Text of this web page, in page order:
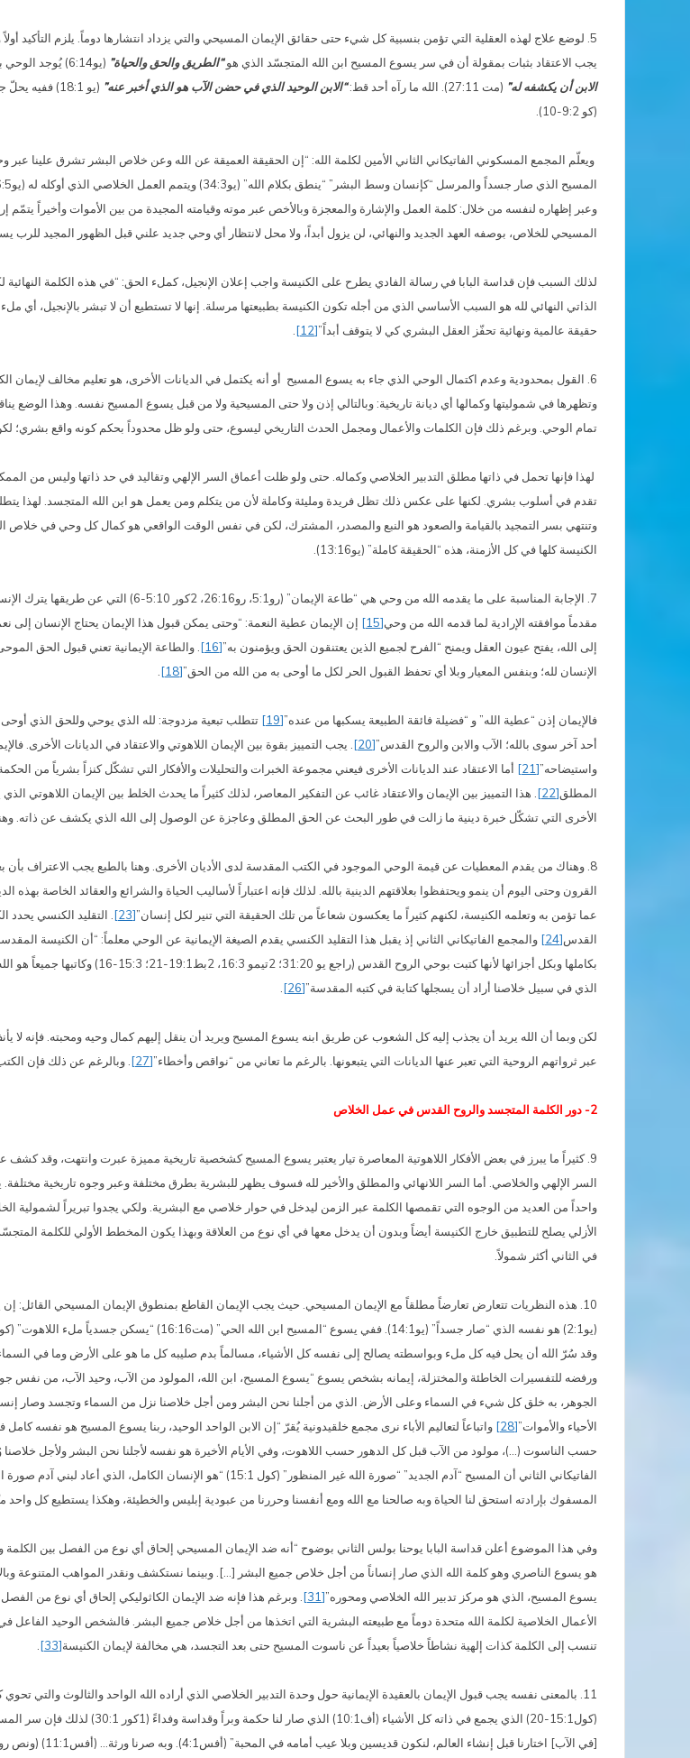
5. لوضع علاج لهذه العقلية التي تؤمن بنسبية كل شيء حتى حقائق الإيمان المسيحي والتي يزداد انتشارها دوماً. يلزم
يجب الاعتقاد بثبات بمقولة أن في سر يسوع المسيح ابن الله المتجسّد الذي هو“الطريق والحق والحياة” (يو6:14) يُوجد الوحي بملء الحق الإلهي:
الابن أن يكشفه له” (مت 27:11). الله ما رآه أحد قط: “الابن الوحيد الذي في حضن الآب هو الذي أخبر عنه”
(يو 18:1)
(كو 9:2-10).
ويعلّم المجمع المسكوني الفاتيكاني الثاني الأمين لكلمة الله: “إن الحقيقة العميقة عن الله وعن خلاص البشر تشرق علينا
وعبر إظهاره لنفسه من خلال: كلمة العمل والإشارة والمعجزة وبالأخص عبر موته وقيامته المجيدة من بين الأموات وأخيراً
المسيحي للخلاص، بوصفه العهد الجديد والنهائي، لن يزول أبداً، ولا محل لانتظار أي وحي جديد علني قبل الظهور المجيد للرب يسوع المسيح
لذلك السبب فإن قداسة البابا في رسالة الفادي يطرح على الكنيسة واجب إعلان الإنجيل، كملء الحق: “في هذه الكلمة
الذاتي النهائي لله هو السبب الأساسي الذي من أجله تكون الكنيسة بطبيعتها مرسلة. إنها لا تستطيع أن لا تبشر بالإنجيل، أي ملء
حقيقة عالمية ونهائية تحفّز العقل البشري كي لا يتوقف أبداً”[12]
6. القول بمحدودية وعدم اكتمال الوحي الذي جاء به يسوع المسيح أو أنه يكتمل في الديانات الأخرى، هو تعليم مخالف لإيمان
وتظهرها في شموليتها وكمالها أي ديانة تاريخية: وبالتالي إذن ولا حتى المسيحية ولا من قبل يسوع المسيح نفسه. وهذا
تمام الوحي. وبرغم ذلك فإن الكلمات والأعمال ومجمل الحدث التاريخي ليسوع، حتى ولو ظل محدوداً بحكم كونه واقع
لهذا فإنها تحمل في ذاتها مطلق التدبير الخلاصي وكماله. حتى ولو ظلت أعماق السر الإلهي وتقاليد في حد ذاتها وليس من
تقدم في أسلوب بشري. لكنها على عكس ذلك تظل فريدة ومليئة وكاملة لأن من يتكلم ومن يعمل هو ابن الله المتجسد. لهذا
وتنتهي بسر التمجيد بالقيامة والصعود هو النبع والمصدر، المشترك، لكن في نفس الوقت الواقعي هو كمال كل وحي في خلاص
الكنيسة كلها في كل الأزمنة، هذه “الحقيقة كاملة” (يو13:16).
7. الإجابة المناسبة على ما يقدمه الله من وحي هي
مقدماً موافقته الإرادية لما قدمه الله من وحي[15]
إن الإيمان عطية النعمة: “وحتى يمكن قبول هذا الإيمان يحتاج الإنسان إلى
إلى الله، يفتح عيون العقل ويمنح “الفرح لجميع الذين يعتنقون الحق ويؤمنون به”[16] . والطاعة الإيمانية تعني قبول الحق
الإنسان لله؛ وبنفس المعيار وبلا أي تحفظ القبول الحر لكل ما أوحى به من الله من الحق”[18]
فالإيمان إذن “عطية الله” و “فضيلة فائقة الطبيعة يسكبها من عنده”[19]
تتطلب تبعية مزدوجة: لله الذي يوحي وللحق الذي
أحد آخر سوى بالله؛ الآب والابن والروح القدس”[20]
. يجب التمييز بقوة بين الإيمان اللاهوتي والاعتقاد في الديانات الأخرى.
واستيضاحه”[21]
أما الاعتقاد عند الديانات الأخرى فيعني مجموعة الخبرات والتحليلات والأفكار التي تشكّل كنزاً بشرياً من
المطلق[22]
. هذا التمييز بين الإيمان والاعتقاد غائب عن التفكير المعاصر، لذلك كثيراً ما يحدث الخلط بين الإيمان اللاهوتي
الأخرى التي تشكّل خبرة دينية ما زالت في طور البحث عن الحق المطلق وعاجزة عن الوصول إلى الله الذي يكشف عن ذاته.
8. وهناك من يقدم المعطيات عن قيمة الوحي الموجود في الكتب المقدسة لدى الأديان الأخرى. وهنا بالطبع يجب الاعتراف
القرون وحتى اليوم أن ينمو ويحتفظوا بعلاقتهم الدينية بالله. لذلك فإنه اعتباراً لأساليب الحياة والشرائع والعقائد الخاصة بهذه
عما تؤمن به وتعلمه الكنيسة، لكنهم كثيراً ما يعكسون شعاعاً من تلك الحقيقة التي تنير لكل إنسان”[23]
. التقليد الكنسي
القدس[24]
والمجمع الفاتيكاني الثاني إذ يقبل هذا التقليد الكنسي يقدم الصيغة الإيمانية عن الوحي معلماً: “أن الكنيسة
بكاملها وبكل أجزائها لأنها كتبت بوحي الروح القدس (راجع يو 31:20؛ 2تيمو 16:3، 2بط19:1-21؛ 15:3-16) وكاتبها جميعاً هو الله الذي سلمها للكنيسة”
الذي في سبيل خلاصنا أراد أن يسجلها كتابة في كتبه المقدسة”[26]
لكن وبما أن الله يريد أن يجذب إليه كل الشعوب عن طريق ابنه يسوع المسيح ويريد أن ينقل إليهم كمال وحيه ومحبته. فإنه
عبر ثرواتهم الروحية التي تعبر عنها الديانات التي يتبعونها. بالرغم ما تعاني من “نواقص وأخطاء”[27] . وبالرغم عن ذلك فإن
2- دور الكلمة المتجسد والروح القدس في عمل الخلاص
9. كثيراً ما يبرز في بعض الأفكار اللاهوتية المعاصرة تيار يعتبر يسوع المسيح كشخصية تاريخية مميزة عبرت وانتهت،
السر الإلهي والخلاصي. أما السر اللانهائي والمطلق والأخير لله فسوف يظهر للبشرية بطرق مختلفة وعبر وجوه تاريخية
واحداً من العديد من الوجوه التي تقمصها الكلمة عبر الزمن ليدخل في حوار خلاصي مع البشرية. ولكي يجدوا تبريراً لشمولية
الأزلي يصلح للتطبيق خارج الكنيسة أيضاً وبدون أن يدخل معها في أي نوع من العلاقة وبهذا يكون المخطط الأولي للكلمة
في الثاني أكثر شمولاً.
10. هذه النظريات تتعارض تعارضاً مطلقاً مع الإيمان المسيحي. حيث يجب الإيمان القاطع بمنطوق الإيمان المسيحي القائل:
ورفضه للتفسيرات الخاطئة والمختزلة، إيمانه بشخص يسوع “يسوع المسيح، ابن الله، المولود من الآب، وحيد الآب، من نفس
الجوهر، به خلق كل شيء في السماء وعلى الأرض. الذي من أجلنا نحن البشر ومن أجل خلاصنا نزل من السماء وتجسد وصار
الأحياء والأموات”[28]
واتباعاً لتعاليم الأباء نرى مجمع خلقيدونية يُقرّ “إن الابن الواحد الوحيد، ربنا يسوع المسيح هو
حسب الناسوت (…)، مولود من الآب قبل كل الدهور حسب اللاهوت، وفي الأيام الأخيرة هو نفسه لأجلنا نحن البشر ولأجل
الفاتيكاني الثاني أن المسيح “آدم الجديد” “صورة الله غير المنظور” (كول
المسفوك بإرادته استحق لنا الحياة وبه صالحنا مع الله ومع أنفسنا وحررنا من عبودية إبليس والخطيئة، وهكذا يستطيع كل واحد
وفي هذا الموضوع أعلن قداسة البابا يوحنا بولس الثاني بوضوح “أنه ضد الإيمان المسيحي إلحاق أي نوع من الفصل بين
هو يسوع الناصري وهو كلمة الله الذي صار إنساناً من أجل خلاص جميع البشر […]. وبينما نستكشف ونقدر المواهب المتنوعة
يسوع المسيح، الذي هو مركز تدبير الله الخلاصي ومحوره”[31]
. وبرغم هذا فإنه ضد الإيمان الكاثوليكي إلحاق أي نوع من
الأعمال الخلاصية لكلمة الله متحدة دوماً مع طبيعته البشرية التي اتخذها من أجل خلاص جميع البشر. فالشخص الوحيد الفاعل في
تنسب إلى الكلمة كذات إلهية نشاطاً خلاصياً بعيداً عن ناسوت المسيح حتى بعد التجسد، هي مخالفة لإيمان الكنيسة[33]
11. بالمعنى نفسه يجب قبول الإيمان بالعقيدة الإيمانية حول وحدة التدبير الخلاصي الذي أراده الله الواحد والثالوث
(كول15:1-20) الذي يجمع في ذاته كل